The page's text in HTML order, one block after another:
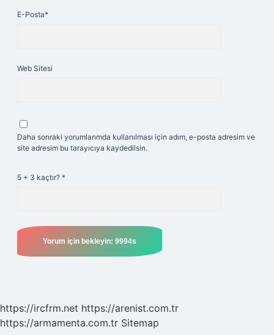
E-Posta*
Web Sitesi
Daha sonraki yorumlarımda kullanılması için adım, e-posta adresim ve
site adresim bu tarayıcıya kaydedilsin.
5 + 3 kaçtır? *
https://ircfrm.net https://arenist.com.tr
https://armamenta.com.tr Sitemap